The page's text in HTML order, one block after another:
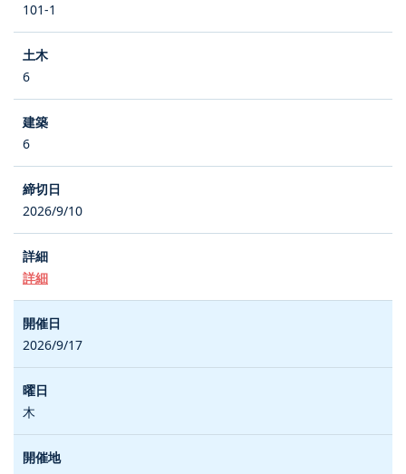
101-1
6
6
2026/9/10
詳細
2026/9/17
木